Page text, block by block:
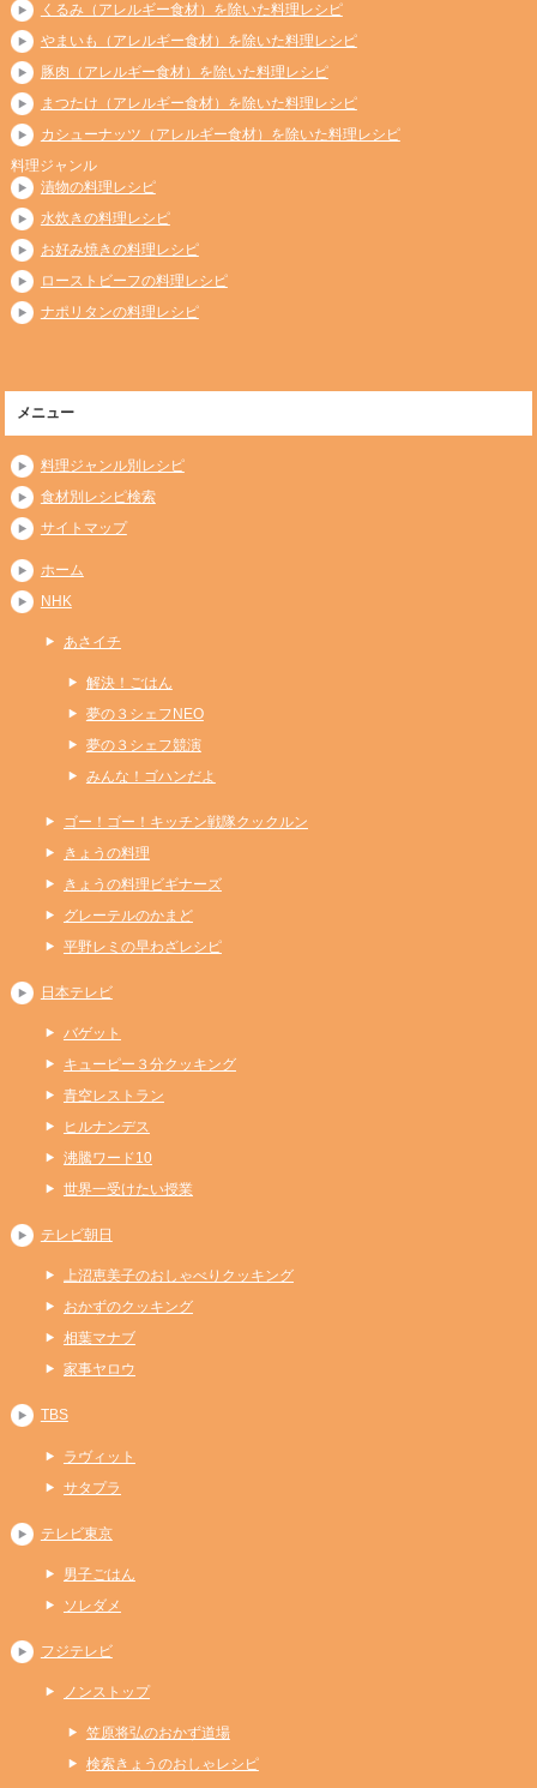
くるみ（アレルギー食材）を除いた料理レシピ
やまいも（アレルギー食材）を除いた料理レシピ
豚肉（アレルギー食材）を除いた料理レシピ
まつたけ（アレルギー食材）を除いた料理レシピ
カシューナッツ（アレルギー食材）を除いた料理レシピ
料理ジャンル
漬物の料理レシピ
水炊きの料理レシピ
お好み焼きの料理レシピ
ローストビーフの料理レシピ
ナポリタンの料理レシピ
メニュー
料理ジャンル別レシピ
食材別レシピ検索
サイトマップ
ホーム
NHK
あさイチ
解決！ごはん
夢の３シェフNEO
夢の３シェフ競演
みんな！ゴハンだよ
ゴー！ゴー！キッチン戦隊クックルン
きょうの料理
きょうの料理ビギナーズ
グレーテルのかまど
平野レミの早わざレシピ
日本テレビ
バゲット
キューピー３分クッキング
青空レストラン
ヒルナンデス
沸騰ワード10
世界一受けたい授業
テレビ朝日
上沼恵美子のおしゃべりクッキング
おかずのクッキング
相葉マナブ
家事ヤロウ
TBS
ラヴィット
サタプラ
テレビ東京
男子ごはん
ソレダメ
フジテレビ
ノンストップ
笠原将弘のおかず道場
検索きょうのおしゃレシピ